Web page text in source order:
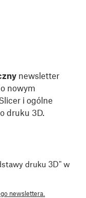
newsletter
nowym
i ogólne
druku 3D.
druku 3D" w
newslettera.